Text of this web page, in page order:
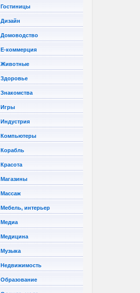
Гостиницы
Дизайн
Домоводство
Е-коммерция
Животные
Здоровье
Знакомства
Игры
Индустрия
Компьютеры
Корабль
Красота
Магазины
Массаж
Мебель, интерьер
Медиа
Медицина
Музыка
Недвижимость
Образование